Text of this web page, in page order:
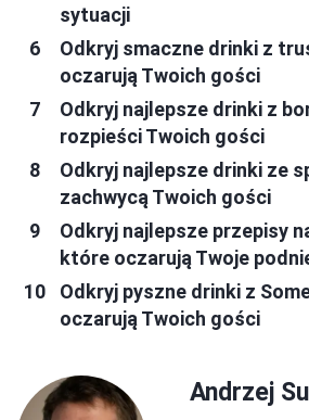
sytuacji
Odkryj smaczne drinki z
oczarują Twoich gości
Odkryj najlepsze drinki z
rozpieści Twoich gości
Odkryj najlepsze drinki ze
zachwycą Twoich gości
Odkryj najlepsze przepisy
które oczarują Twoje
Odkryj pyszne drinki z
oczarują Twoich gości
Andrzej